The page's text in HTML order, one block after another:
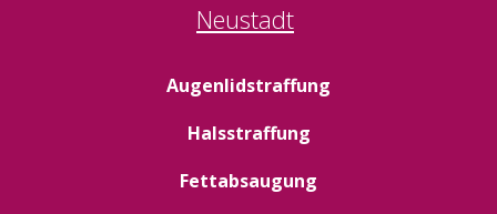
Neustadt
Augenlidstraffung
Halsstraffung
Fettabsaugung